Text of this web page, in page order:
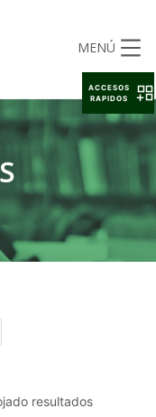
MENÚ
resultados
ACCESOS
RAPIDOS